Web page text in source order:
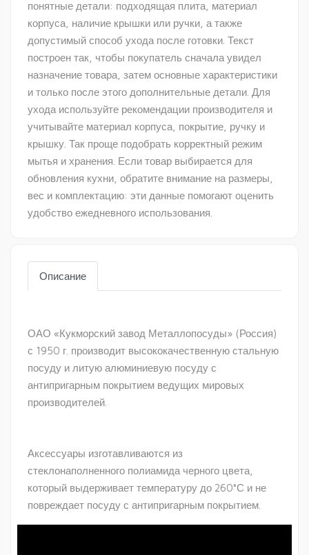
понятные детали: подходящая плита, материал
корпуса, наличие крышки или ручки, а также
допустимый способ ухода после готовки. Текст
построен так, чтобы покупатель сначала увидел
назначение товара, затем основные характеристики
и только после этого дополнительные детали. Для
ухода используйте рекомендации производителя и
учитывайте материал корпуса, покрытие, ручку и
крышку. Так проще подобрать корректный режим
мытья и хранения. Если товар выбирается для
обновления кухни, обратите внимание на размеры,
вес и комплектацию: эти данные помогают оценить
удобство ежедневного использования.
Описание
ОАО «Кукморский завод Металлопосуды» (Россия)
с 1950 г. производит высококачественную стальную
посуду и литую алюминиевую посуду с
антипригарным покрытием ведущих мировых
производителей.
Аксессуары изготавливаются из
стеклонаполненного полиамида черного цвета,
который выдерживает температуру до 260°С и не
повреждает посуду с антипригарным покрытием.